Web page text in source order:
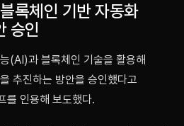
록체인 기반 자동화
승인
(AI)과 블록체인 기술을 활용해
추진하는 방안을 승인했다고
를 인용해 보도했다.